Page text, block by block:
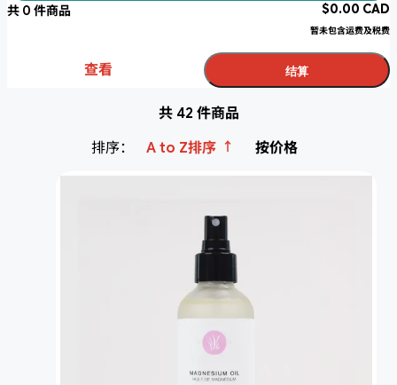
共 0 件商品 $0.00 CAD
暂未包含运费及税费
查看 结算
共 42 件商品
排序：
A to Z排序 ↑ 按价格